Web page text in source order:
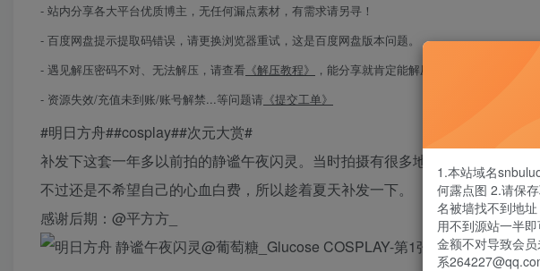
- 站内分享各大平台优质博主，无任何漏点素材，有需求请另寻！
- 百度网盘提示提取码错误，请更换浏览器重试，这是百度网盘版本问题。
- 遇见解压密码不对、无法解压，请查看 《解压教程》
，能分享就肯定能解压！
- 资源失效/充值未到账/账号解禁...等问题请 《提交工单》
#明日方舟##cosplay##次元大赏#
补发下这套一年多以前拍的静谧午夜闪灵。当时拍摄有很多地方没有处理好，
不过还是不希望自己的心血白费，所以趁着夏天补发一下。
感谢后期：@平方方_ ​​​
1.本站域名
何露点图 2.请保
名被墙找不到地
用不到源站一半
金额不对导致会
系